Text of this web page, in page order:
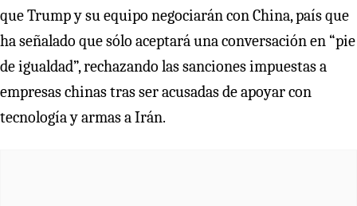
que Trump y su equipo negociarán con China, país que
ha señalado que sólo aceptará una conversación en “pie
de igualdad”, rechazando las sanciones impuestas a
empresas chinas tras ser acusadas de apoyar con
tecnología y armas a Irán.